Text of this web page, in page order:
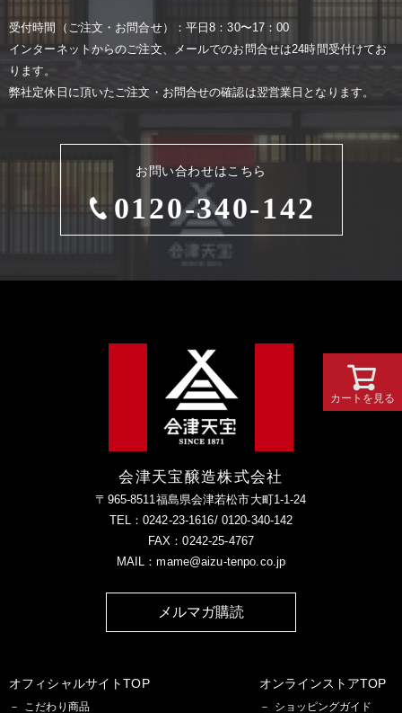
お問い合わせはこちら
0120-340-142
受付時間（ご注⽂・お問合せ）：平⽇8：30〜17：00
インターネットからのご注⽂、メールでのお問合せは24時間受付けてお
ります。
弊社定休⽇に頂いたご注⽂・お問合せの確認は翌営業⽇となります。
会津天宝醸造株式会社
〒965-8511福島県会津若松市大町1-1-24
TEL：0242-23-1616/ 0120-340-142
FAX：0242-25-4767
MAIL：mame@aizu-tenpo.co.jp
メルマガ購読
オフィシャルサイトTOP
こだわり商品
オンラインストアTOP
ショッピングガイド
カートを見る